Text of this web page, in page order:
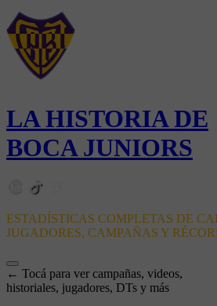
LA HISTORIA DE
BOCA JUNIORS
ESTADÍSTICAS COMPLETAS DE
JUGADORES, CAMPAÑAS Y
← Tocá para ver campañas, videos,
historiales, jugadores, DTs y más